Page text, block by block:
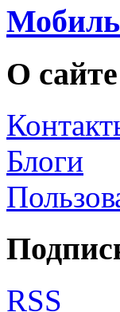
О сайте
Блоги
RSS